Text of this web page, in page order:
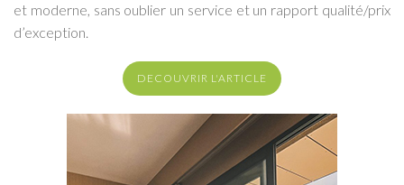
et moderne, sans oublier un service et un rapport qualité/prix
d’exception.
DECOUVRIR L'ARTICLE